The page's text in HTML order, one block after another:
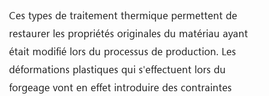
Ces types de traitement thermique permettent de
restaurer les propriétés originales du matériau ayant
était modifié lors du processus de production. Les
déformations plastiques qui s'effectuent lors du
forgeage vont en effet introduire des contraintes